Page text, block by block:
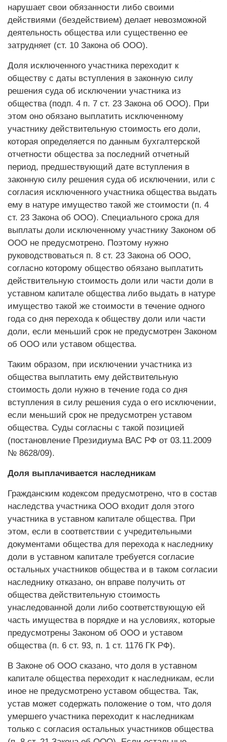
нарушает свои обязанности либо своими
действиями (бездействием) делает невозможной
деятельность общества или существенно ее
затрудняет (ст. 10 Закона об ООО).
Доля исключенного участника переходит к
обществу с даты вступления в законную силу
решения суда об исключении участника из
общества (подп. 4 п. 7 ст. 23 Закона об ООО). При
этом оно обязано выплатить исключенному
участнику действительную стоимость его доли,
которая определяется по данным бухгалтерской
отчетности общества за последний отчетный
период, предшествующий дате вступления в
законную силу решения суда об исключении, или с
согласия исключенного участника общества выдать
ему в натуре имущество такой же стоимости (п. 4
ст. 23 Закона об ООО). Специального срока для
выплаты доли исключенному участнику Законом об
ООО не предусмотрено. Поэтому нужно
руководствоваться п. 8 ст. 23 Закона об ООО,
согласно которому общество обязано выплатить
действительную стоимость доли или части доли в
уставном капитале общества либо выдать в натуре
имущество такой же стоимости в течение одного
года со дня перехода к обществу доли или части
доли, если меньший срок не предусмотрен Законом
об ООО или уставом общества.
Таким образом, при исключении участника из
общества выплатить ему действительную
стоимость доли нужно в течение года со дня
вступления в силу решения суда о его исключении,
если меньший срок не предусмотрен уставом
общества. Суды согласны с такой позицией
(постановление Президиума ВАС РФ от 03.11.2009
№ 8628/09).
Доля выплачивается наследникам
Гражданским кодексом предусмотрено, что в состав
наследства участника ООО входит доля этого
участника в уставном капитале общества. При
этом, если в соответствии с учредительными
документами общества для перехода к наследнику
доли в уставном капитале требуется согласие
остальных участников общества и в таком согласии
наследнику отказано, он вправе получить от
общества действительную стоимость
унаследованной доли либо соответствующую ей
часть имущества в порядке и на условиях, которые
предусмотрены Законом об ООО и уставом
общества (п. 6 ст. 93, п. 1 ст. 1176 ГК РФ).
В Законе об ООО сказано, что доля в уставном
капитале общества переходит к наследникам, если
иное не предусмотрено уставом общества. Так,
устав может содержать положение о том, что доля
умершего участника переходит к наследникам
только с согласия остальных участников общества